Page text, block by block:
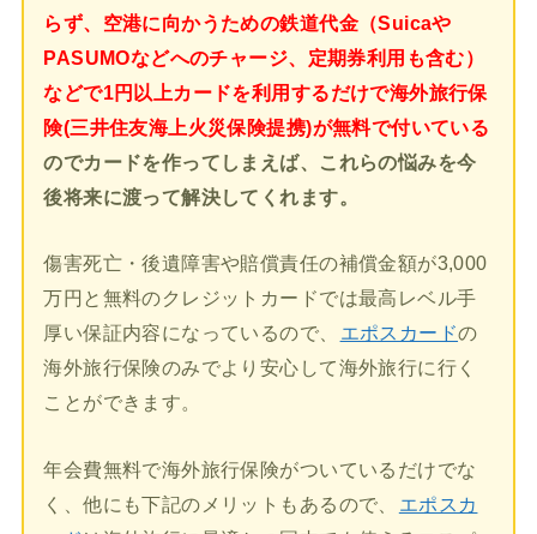
らず、空港に向かうための鉄道代金（Suicaや
PASUMOなどへのチャージ、定期券利用も含む）
などで1円以上カードを利用するだけで海外旅行保
険(三井住友海上火災保険提携)が無料で付いている
のでカードを作ってしまえば、これらの悩みを今
後将来に渡って解決してくれます。
傷害死亡・後遺障害や賠償責任の補償金額が3,000
万円と無料のクレジットカードでは最高レベル手
厚い保証内容になっているので、
エポスカードの
海外旅行保険のみでより安心して海外旅行に行く
ことができます。
年会費無料で海外旅行保険がついているだけでな
く、他にも下記のメリットもあるので、
エポスカ